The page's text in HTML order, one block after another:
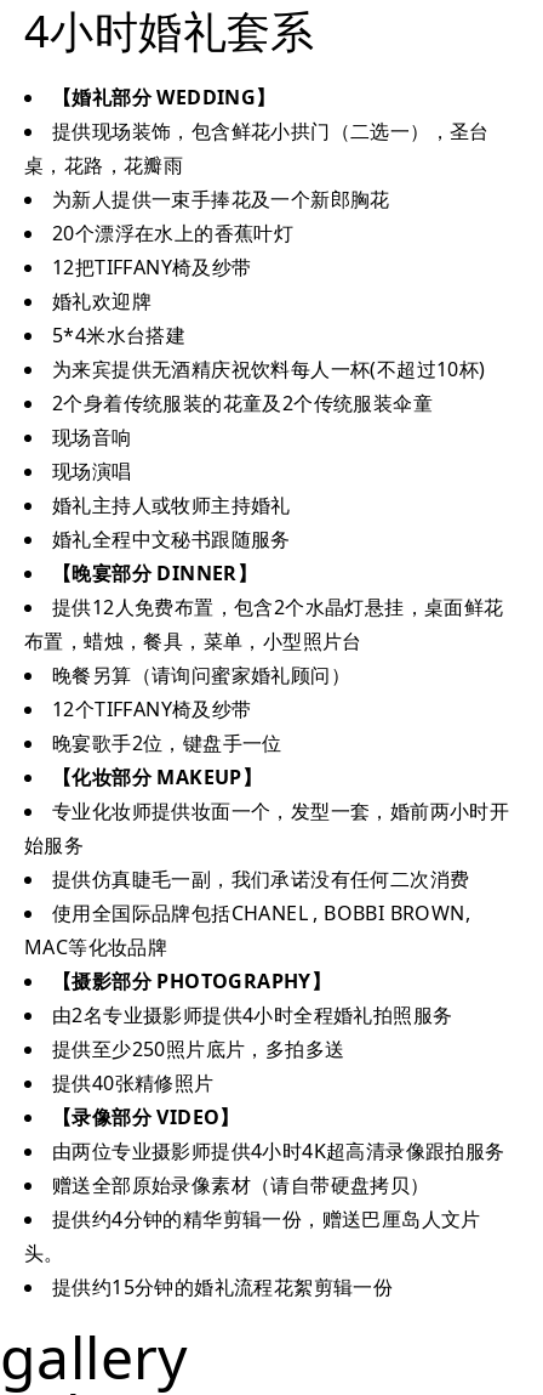
4小时婚礼套系
【婚礼部分 WEDDING】
提供现场装饰，包含鲜花小拱门（二选一），圣台
桌，花路，花瓣雨
为新人提供一束手捧花及一个新郎胸花
20个漂浮在水上的香蕉叶灯
12把TIFFANY椅及纱带
婚礼欢迎牌
5*4米水台搭建
为来宾提供无酒精庆祝饮料每人一杯(不超过10杯)
2个身着传统服装的花童及2个传统服装伞童
现场音响
现场演唱
婚礼主持人或牧师主持婚礼
婚礼全程中文秘书跟随服务
【晚宴部分 DINNER】
提供12人免费布置，包含2个水晶灯悬挂，桌面鲜花
布置，蜡烛，餐具，菜单，小型照片台
晚餐另算（请询问蜜家婚礼顾问）
12个TIFFANY椅及纱带
晚宴歌手2位，键盘手一位
【化妆部分 MAKEUP】
专业化妆师提供妆面一个，发型一套，婚前两小时开
始服务
提供仿真睫毛一副，我们承诺没有任何二次消费
使用全国际品牌包括CHANEL , BOBBI BROWN,
MAC等化妆品牌
【摄影部分 PHOTOGRAPHY】
由2名专业摄影师提供4小时全程婚礼拍照服务
提供至少250照片底片，多拍多送
提供40张精修照片
【录像部分 VIDEO】
由两位专业摄影师提供4小时4K超高清录像跟拍服务
赠送全部原始录像素材（请自带硬盘拷贝）
提供约4分钟的精华剪辑一份，赠送巴厘岛人文片
头。
提供约15分钟的婚礼流程花絮剪辑一份
gallery